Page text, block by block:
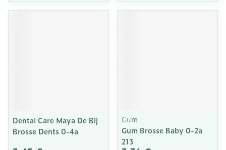
Dental Care Maya De Bij
Brosse Dents 0-4a
Gum
Gum Brosse Baby 0-2a
213